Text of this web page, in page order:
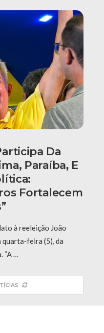
Da
Paraíba, E
Fortalecem
à reeleição João
quarta-feira (5), da
“A …